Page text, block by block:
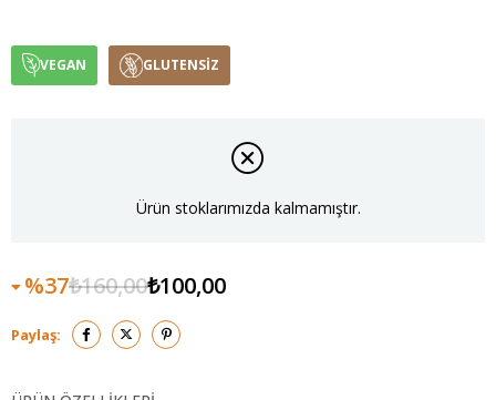
VEGAN GLUTENSİZ
Ürün stoklarımızda kalmamıştır.
37₺160,00₺100,00
Paylaş: